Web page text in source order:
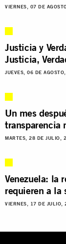
VIERNES, 07 DE
Justicia y
Justicia,
JUEVES, 06 DE
Un mes
transparencia
MARTES, 28 DE JULIO,
Venezuela: la
requieren a la
VIERNES, 17 DE JULIO,